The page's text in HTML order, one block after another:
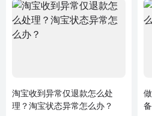
淘宝收到异常仅退款怎么处
理？淘宝状态异常怎么办？